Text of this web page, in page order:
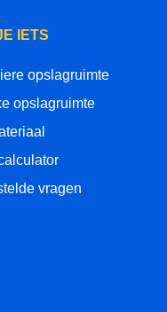
IETS
opslagruimte
opslagruimte
vragen